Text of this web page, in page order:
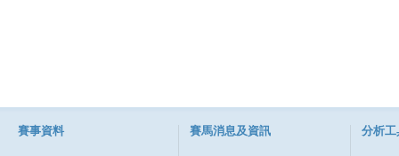
賽事資料 賽馬消息及資訊 分析工